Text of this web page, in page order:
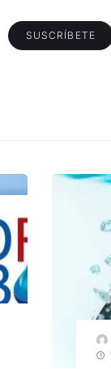
SUSCRÍBETE